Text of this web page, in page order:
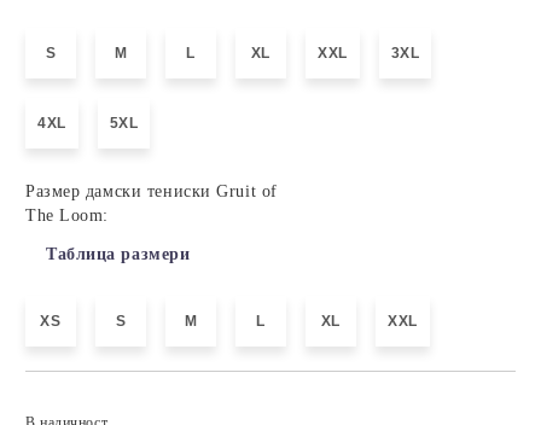
S M L XL XXL 3XL
4XL 5XL
Размер дамски тениски Gruit of
The Loom:
Таблица размери
XS S M L XL XXL